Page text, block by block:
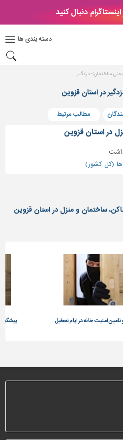
اینستاگرام دنبال کنید
دسته بندی ها
ساختمان دزدگیر
در استان قزوین
مطالب مرتبط
در استان قزوین
(کل کشور)
ساختمان و منزل در استان قزوین
امنیت خانه در ایام تعطیل